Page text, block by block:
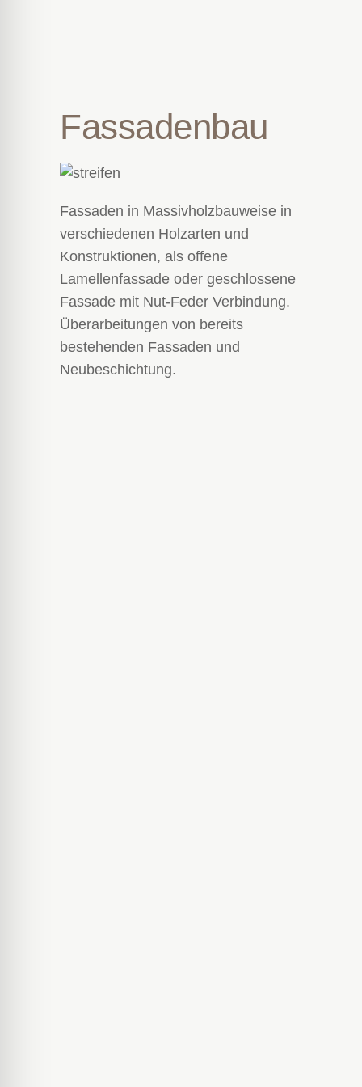
Fassadenbau
Fassaden in Massivholzbauweise in
verschiedenen Holzarten und
Konstruktionen, als offene
Lamellenfassade oder geschlossene
Fassade mit Nut-Feder Verbindung.
Überarbeitungen von bereits
bestehenden Fassaden und
Neubeschichtung.